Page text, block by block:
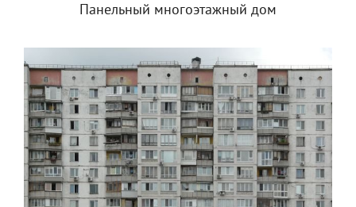
Панельный многоэтажный дом